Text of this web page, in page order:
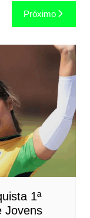
Próximo
1ª
Jovens